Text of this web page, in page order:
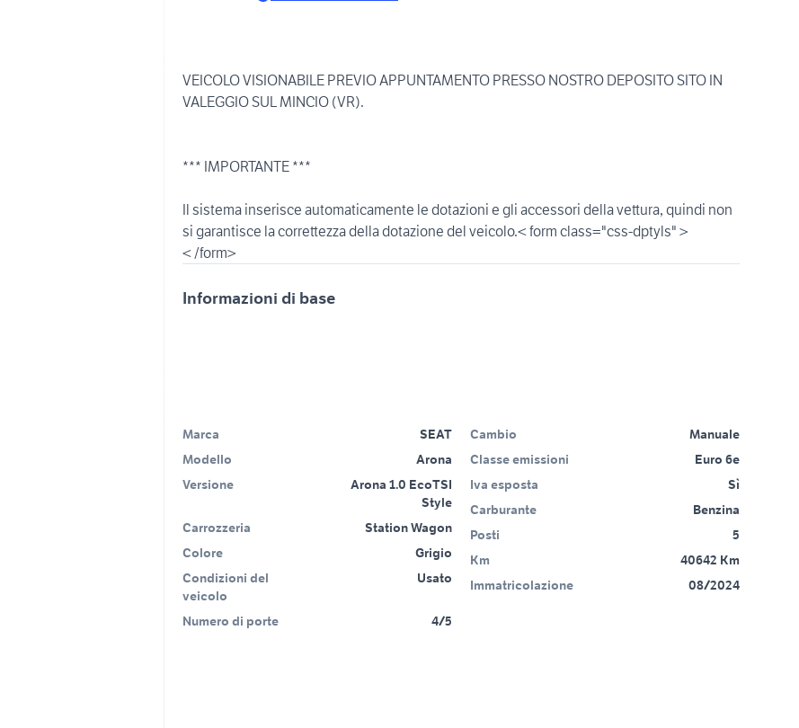
VEICOLO VISIONABILE PREVIO APPUNTAMENTO PRESSO NOSTRO DEPOSITO SITO IN
VALEGGIO SUL MINCIO (VR).
*** IMPORTANTE ***
Il sistema inserisce automaticamente le dotazioni e gli accessori della vettura, quindi non
si garantisce la correttezza della dotazione del veicolo.< form class="css-dptyls" >
< /form>
Informazioni di base
Marca
SEAT
Modello
Arona
Versione
Arona 1.0 EcoTSI
Style
Carrozzeria
Station Wagon
Colore
Grigio
Condizioni del
veicolo
Usato
Numero di porte 4/5
Cambio
Manuale
Classe emissioni
Euro 6e
Iva esposta
Sì
Carburante
Benzina
Posti
5
Km
40642 Km
Immatricolazione
08/2024